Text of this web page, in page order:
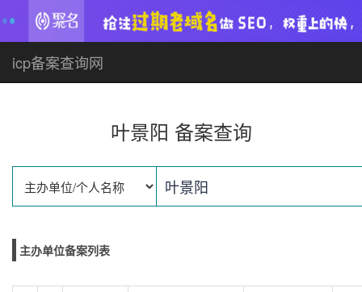
icp备案查询网
叶景阳 备案查询
主办单位备案列表